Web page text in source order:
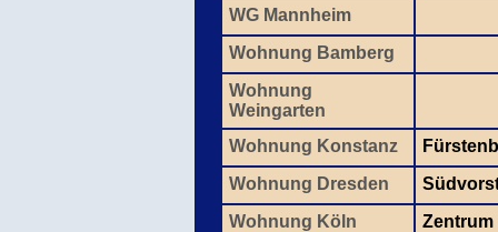
WG Mannheim
Wohnung Bamberg
Wohnung
Weingarten
Wohnung Konstanz
Wohnung Dresden
Wohnung Köln
Zentrum